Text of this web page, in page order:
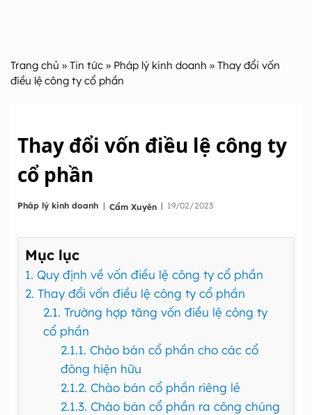
Trang chủ » Tin tức » Pháp lý kinh doanh » Thay đổi vốn
điều lệ công ty cổ phần
Thay đổi vốn điều lệ công ty
cổ phần
Pháp lý kinh doanh | Cẩm Xuyên | 19/02/2023
Mục lục
1. Quy định về vốn điều lệ công ty cổ phần
2. Thay đổi vốn điều lệ công ty cổ phần
2.1. Trường hợp tăng vốn điều lệ công ty
cổ phần
2.1.1. Chào bán cổ phần cho các cổ
đông hiện hữu
2.1.2. Chào bán cổ phần riêng lẻ
2.1.3. Chào bán cổ phần ra công chúng